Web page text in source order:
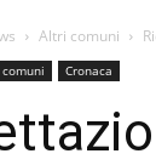
Altri comuni
Cronaca